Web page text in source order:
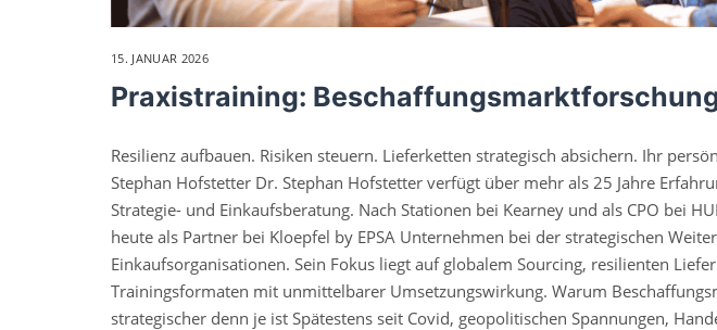
15. JANUAR 2026
Praxistraining:
Resilienz aufbauen. Risiken steuern. Lieferketten strategisch absichern. Ihr
Stephan Hofstetter Dr. Stephan Hofstetter verfügt über mehr als 25 Jahre
Strategie- und Einkaufsberatung. Nach Stationen bei Kearney und als CPO bei
heute als Partner bei Kloepfel by EPSA Unternehmen bei der strategischen
Einkaufsorganisationen. Sein Fokus liegt auf globalem Sourcing, resilienten
Trainingsformaten mit unmittelbarer Umsetzungswirkung. Warum
strategischer denn je ist Spätestens seit Covid, geopolitischen Spannungen,